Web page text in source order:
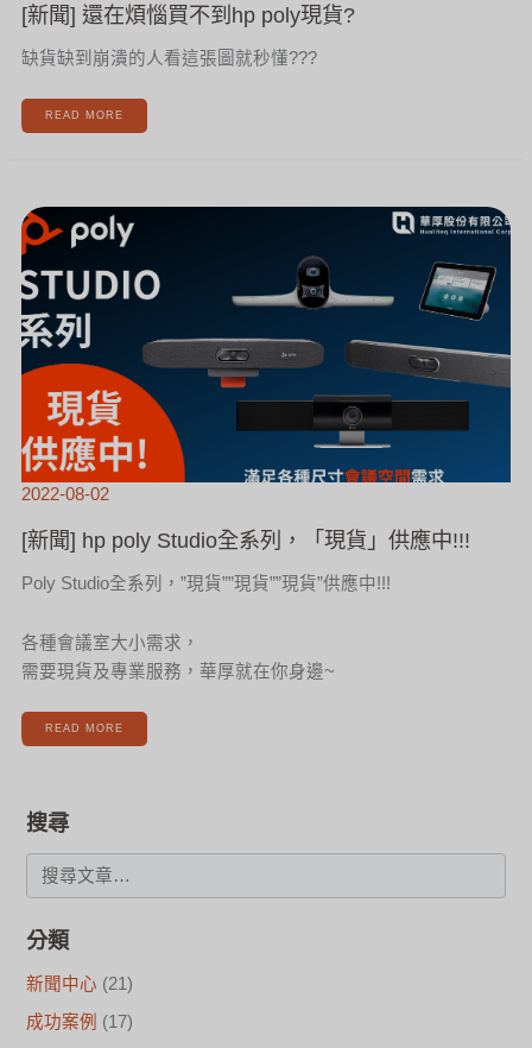
[新聞] 還在煩惱買不到hp poly現貨?
缺貨缺到崩潰的人看這張圖就秒懂???
READ MORE
2022-08-02
[新聞] hp poly Studio全系列，「現貨」供應中!!!
Poly Studio全系列，”現貨””現貨””現貨”供應中!!!
各種會議室大小需求，
需要現貨及專業服務，華厚就在你身邊~
聞]
HP
POLY
STUDIO
列，
貨」
應
中!!!
READ MORE
搜尋
分類
新聞中心 (21)
成功案例 (17)